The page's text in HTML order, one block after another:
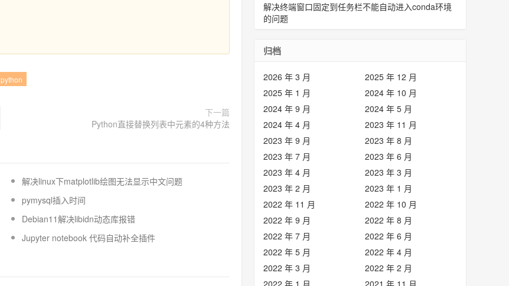
python
下一篇
Python直接替换列表中元素的4种方法
解决linux下matplotlib绘图无法显示中文问题
pymysql插入时间
Debian11解决libidn动态库报错
Jupyter notebook 代码自动补全插件
解决终端窗口固定到任务栏不能自动进入conda环境
的问题
归档
2026 年 3 月
2025 年 12 月
2025 年 1 月
2024 年 10 月
2024 年 9 月
2024 年 5 月
2024 年 4 月
2023 年 11 月
2023 年 9 月
2023 年 8 月
2023 年 7 月
2023 年 6 月
2023 年 4 月
2023 年 3 月
2023 年 2 月
2023 年 1 月
2022 年 11 月
2022 年 10 月
2022 年 9 月
2022 年 8 月
2022 年 7 月
2022 年 6 月
2022 年 5 月
2022 年 4 月
2022 年 3 月
2022 年 2 月
2022 年 1 月
2021 年 11 月